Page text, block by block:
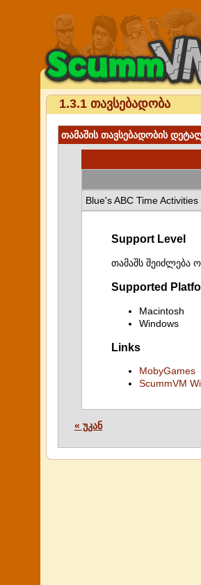
1.3.1 თავსებადობა
თამაშის თავსებადობის
Blue's ABC Time Activities
Support Level
თამაშს შეიძლება
Supported
Macintosh
Windows
Links
MobyGames
ScummVM
« უკან